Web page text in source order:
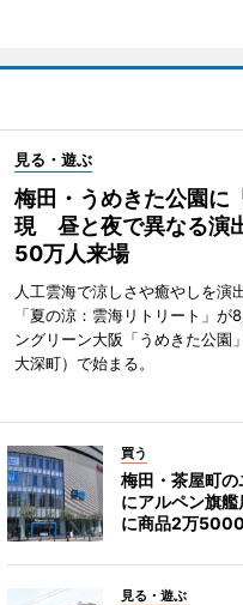
見る・遊ぶ
梅田・うめきた公園に
現 昼と夜で異なる演
50万人来場
人工雲海で涼しさや癒やしを演
「夏の涼：雲海リトリート」が
ングリーン大阪「うめきた公園
大深町）で始まる。
買う
梅田・茶屋町
にアルペン旗
に商品2万
見る・遊ぶ